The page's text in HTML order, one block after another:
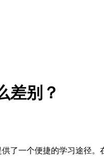
差别？
了一个便捷的学习途径